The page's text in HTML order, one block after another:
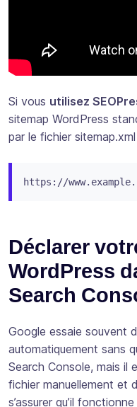
Si vous utilisez
sitemap WordPress
par le fichier
https://
Déclarer
WordPress
Search
Google essaie souvent
automatiquement sans
Search Console, mais il
fichier manuellement et
s’assurer qu’il